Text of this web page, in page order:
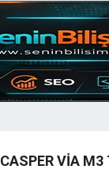
CASPER VIA M3